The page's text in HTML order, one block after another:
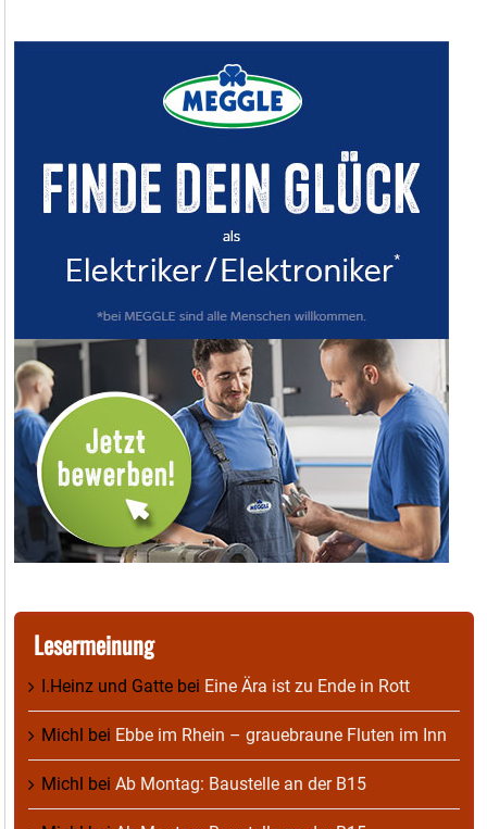
Lesermeinung
I.Heinz und Gatte bei Eine Ära ist zu Ende in Rott
Michl bei Ebbe im Rhein – grauebraune Fluten im Inn
Michl bei Ab Montag: Baustelle an der B15